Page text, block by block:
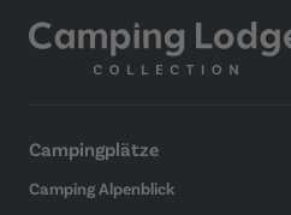
Campingplätze
Camping Alpenblick